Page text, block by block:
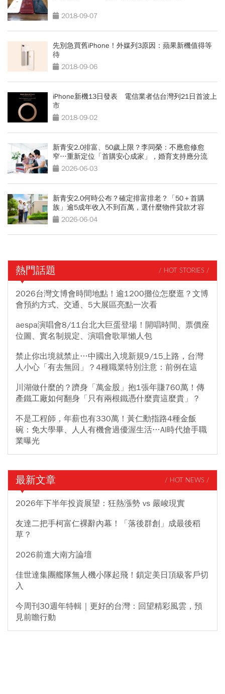
2018-09-07
先別急買舊iPhone！外媒列3原因：蘋果新機值得等
待
2018-09-06
iPhone新機13日發表 電信業者估台灣列21日首波上
市
2018-09-02
新青安2.0排富、50歲上限？李同榮：不應愈修愈
窄…重新定位「首購安心成家」，婚育支持應分流
2026-06-03
新青安2.0何時公布？確定排富排老？「50＋首購
族」逾5成年收入不到百萬，選什麼物件貸款才容
易？2026-06-04
熱門話題 / HOT STORIES /
2026台灣文博會時間地點！逾1200攤位怎麼逛？文博
會預約方式、交通、5大展區亮點一次看
aespa演唱會8/11台北大巨蛋登場！開唱時間、票價座
位圖、實名制規定、演唱會歌單懶人包
禁止你出境就禁止…中國出入境新規9/15上路，台灣
人小心「有去無回」？4種職業特別注意：前例在這
川湖做什麼的？躋身「萬金股」抱1張年賺760萬！傳
產鐵工廠如何翻身「只有兩根鐵憑什麼賣這麼貴」？
不是工程師，年薪也有330萬！黃仁勳指路4種金飯
碗：免大學畢、人人有機會過優渥生活…AI時代搶手職
業曝光
最新文章 / HOT NEWS /
2026年下半年投資展望：狂熱漲勢 vs 嚴峻現實
友達二把手柯富仁裸辭內幕！「落後群創」成最後稻
草？
2026前進大南方論壇
佳世達集團艦隊無人機小隊起飛！鎖定美日頂級客戶切
入
今周刊30週年特輯｜更好的台灣：回望精彩風雲，預
見前瞻行動